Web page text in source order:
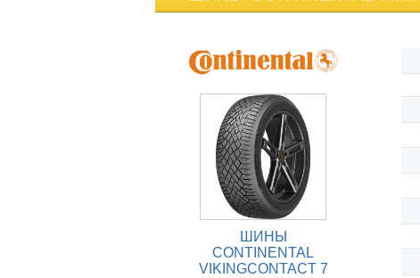
ШИНЫ
CONTINENTAL
VIKINGCONTACT 7